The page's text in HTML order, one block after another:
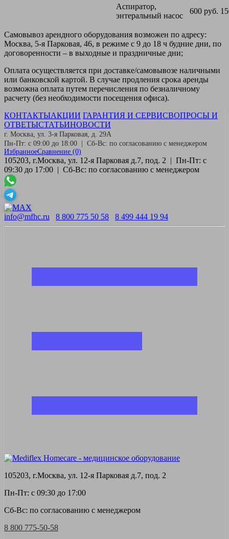
Аспиратор,
энтеральный насос
600 руб.
Самовывоз арендного оборудования возможен по адресу:
Москва, 5-я Парковая, 46, в режиме с 9 до 18 ч будние дни, по
договоренности – в выходные и праздничные дни;
Оплата осуществляется при доставке/самовывозе наличными
или банковской картой. В случае продления срока аренды
возможна оплата путем перечисления по безналичному
расчету (без необходимости посещения офиса).
КОНТАКТЫАКЦИИ ГАРАНТИЯ И СЕРВИСВОПРОСЫ И
ОТВЕТЫСТАТЬИНОВОСТИ
г. Москва, ул. 3-я Парковая, д. 29А
Пн-Пт: с 09:00 до 18:00 | Сб-Вс: по согласованию с менеджером
ИзбранноеСравнение (0)
105203, г.Москва, ул. 12-я Парковая д.7, под. 2 | Пн-Пт: с
09:30 до 17:00 | Сб-Вс: по согласованию с менеджером
info@mfhc.ru 8 800 775 50 58 8 499 444 19 94
105203, г.Москва, ул. 12-я Парковая д.7, под. 2
Пн-Пт: с 09:30 до 17:00
Сб-Вс: по согласованию с менеджером
8 800 775-50-58